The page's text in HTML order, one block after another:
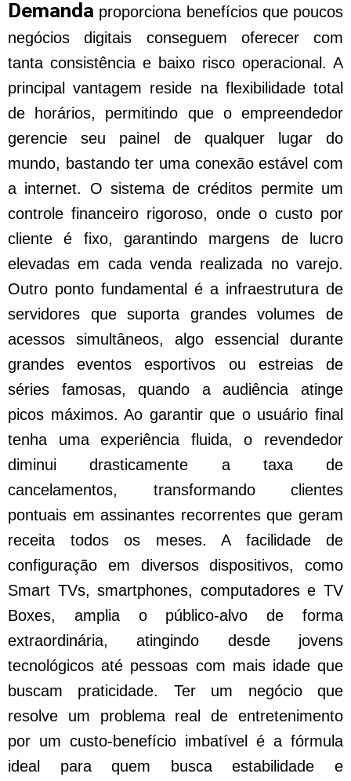
Demanda proporciona benefícios que poucos
negócios digitais conseguem oferecer com
tanta consistência e baixo risco operacional. A
principal vantagem reside na flexibilidade total
de horários, permitindo que o empreendedor
gerencie seu painel de qualquer lugar do
mundo, bastando ter uma conexão estável com
a internet. O sistema de créditos permite um
controle financeiro rigoroso, onde o custo por
cliente é fixo, garantindo margens de lucro
elevadas em cada venda realizada no varejo.
Outro ponto fundamental é a infraestrutura de
servidores que suporta grandes volumes de
acessos simultâneos, algo essencial durante
grandes eventos esportivos ou estreias de
séries famosas, quando a audiência atinge
picos máximos. Ao garantir que o usuário final
tenha uma experiência fluida, o revendedor
diminui drasticamente a taxa de
cancelamentos, transformando clientes
pontuais em assinantes recorrentes que geram
receita todos os meses. A facilidade de
configuração em diversos dispositivos, como
Smart TVs, smartphones, computadores e TV
Boxes, amplia o público-alvo de forma
extraordinária, atingindo desde jovens
tecnológicos até pessoas com mais idade que
buscam praticidade. Ter um negócio que
resolve um problema real de entretenimento
por um custo-benefício imbatível é a fórmula
ideal para quem busca estabilidade e